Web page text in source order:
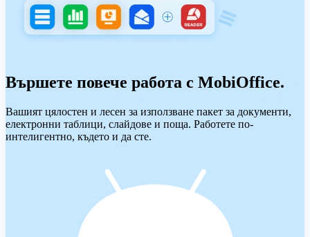
Вършете повече работа с MobiOffice.
Вашият цялостен и лесен за използване пакет за документи,
електронни таблици, слайдове и поща. Работете по-
интелигентно, където и да сте.